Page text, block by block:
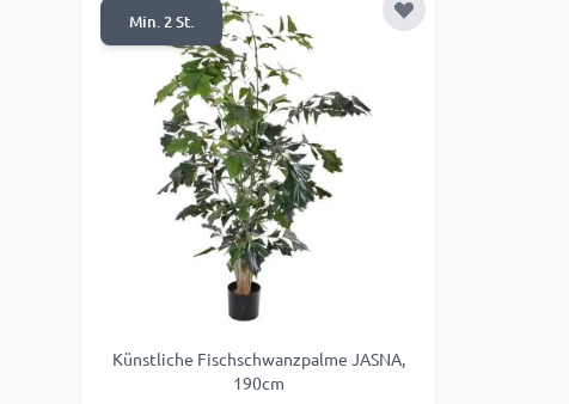
Min. 2 St. Zur Wunschliste
Künstliche Fischschwanzpalme JASNA,
190cm